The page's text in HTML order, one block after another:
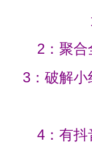
2：聚合
3：破解
4：有抖